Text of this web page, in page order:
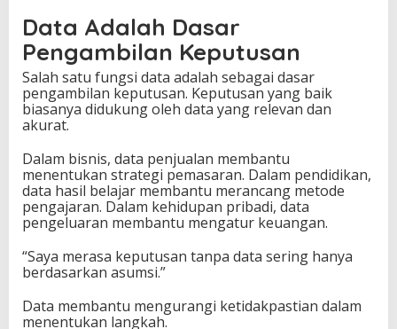
Data Adalah Dasar
Pengambilan Keputusan
Salah satu fungsi data adalah sebagai dasar
pengambilan keputusan. Keputusan yang baik
biasanya didukung oleh data yang relevan dan
akurat.
Dalam bisnis, data penjualan membantu
menentukan strategi pemasaran. Dalam pendidikan,
data hasil belajar membantu merancang metode
pengajaran. Dalam kehidupan pribadi, data
pengeluaran membantu mengatur keuangan.
“Saya merasa keputusan tanpa data sering hanya
berdasarkan asumsi.”
Data membantu mengurangi ketidakpastian dalam
menentukan langkah.